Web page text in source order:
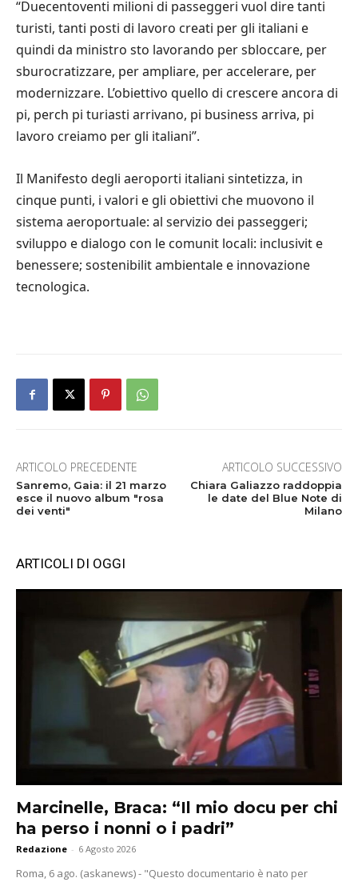
“Duecentoventi milioni di passeggeri vuol dire tanti
turisti, tanti posti di lavoro creati per gli italiani e
quindi da ministro sto lavorando per sbloccare, per
sburocratizzare, per ampliare, per accelerare, per
modernizzare. L’obiettivo quello di crescere ancora di
pi, perch pi turiasti arrivano, pi business arriva, pi
lavoro creiamo per gli italiani”.
Il Manifesto degli aeroporti italiani sintetizza, in
cinque punti, i valori e gli obiettivi che muovono il
sistema aeroportuale: al servizio dei passeggeri;
sviluppo e dialogo con le comunit locali: inclusivit e
benessere; sostenibilit ambientale e innovazione
tecnologica.
ARTICOLO PRECEDENTE
Sanremo, Gaia: il 21 marzo
esce il nuovo album "rosa
dei venti"
ARTICOLO SUCCESSIVO
Chiara Galiazzo raddoppia
le date del Blue Note di
Milano
ARTICOLI DI OGGI
Marcinelle, Braca: “Il mio docu per chi
ha perso i nonni o i padri”
Redazione - 6 Agosto 2026
Roma, 6 ago. (askanews) - "Questo documentario è nato per